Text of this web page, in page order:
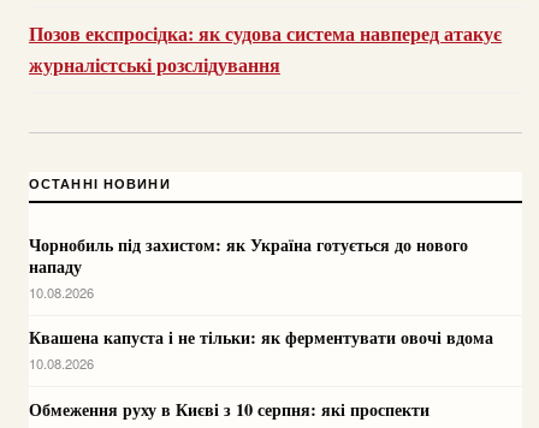
Позов експросідка: як судова система навперед атакує
журналістські розслідування
ОСТАННІ НОВИНИ
Чорнобиль під захистом: як Україна готується до нового
нападу
10.08.2026
Квашена капуста і не тільки: як ферментувати овочі вдома
10.08.2026
Обмеження руху в Києві з 10 серпня: які проспекти